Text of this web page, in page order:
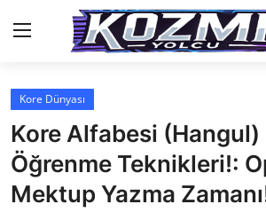
Anasayfa
İletişim
Genel
Kore Dünyası
Kore Alfabesi (Hangul)
Öğrenme Teknikleri!:
Mektup Yazma